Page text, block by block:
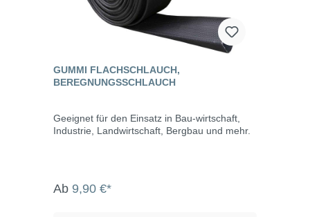
GUMMI FLACHSCHLAUCH,
BEREGNUNGSSCHLAUCH
Geeignet für den Einsatz in Bau-wirtschaft,
Industrie, Landwirtschaft, Bergbau und mehr.
Ab 9,90 €*